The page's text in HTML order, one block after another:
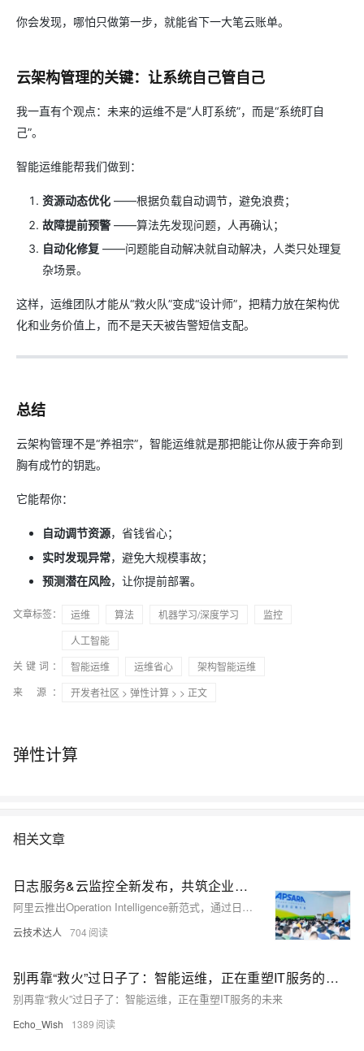
你会发现，哪怕只做第一步，就能省下一大笔云账单。
云架构管理的关键：让系统自己管自己
我一直有个观点：未来的运维不是“人盯系统”，而是“系统盯自
己”。
智能运维能帮我们做到：
资源动态优化 ——根据负载自动调节，避免浪费；
故障提前预警 ——算法先发现问题，人再确认；
自动化修复 ——问题能自动解决就自动解决，人类只处理复
杂场景。
这样，运维团队才能从“救火队”变成“设计师”，把精力放在架构优
化和业务价值上，而不是天天被告警短信支配。
总结
云架构管理不是“养祖宗”，智能运维就是那把能让你从疲于奔命到
胸有成竹的钥匙。
它能帮你：
自动调节资源，省钱省心；
实时发现异常，避免大规模事故；
预测潜在风险，让你提前部署。
文章标签： 运维 算法 机器学习/深度学习
监控
人工智能
关键词：
智能运维 运维省心
架构智能运维
来 源：
开发者社区 > 弹性计算 > > 正文
弹性计算
相关文章
日志服务&云监控全新发布，共筑企业智能运维新范式
阿里云推出Operation Intelligence新范式，通过日志服务SLS与云监控2.0，实现从感知、认知到行动闭环，推动运维迈向自决策时代。
云技术达人 704
别再靠“救火”过日子了：智能运维，正在重塑IT服务的未来
别再靠“救火”过日子了：智能运维，正在重塑IT服务的未来
Echo_Wish 1389